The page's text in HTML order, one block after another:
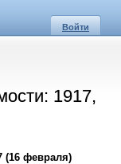
Войти
1917,
(16 февраля)